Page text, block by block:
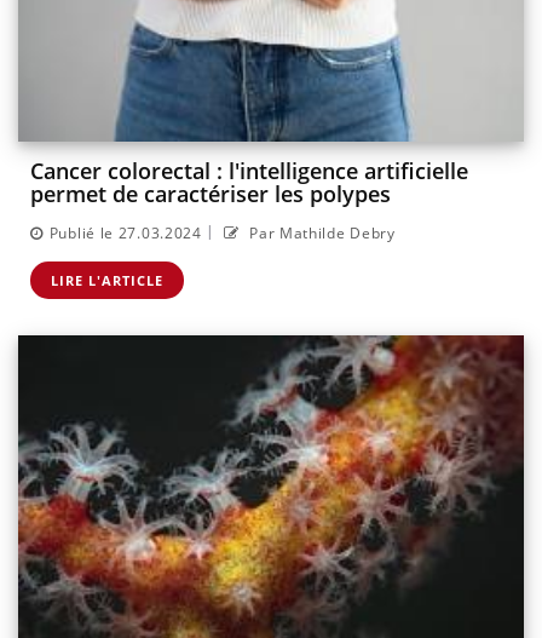
Cancer colorectal : l'intelligence artificielle
permet de caractériser les polypes
Publié le 27.03.2024 | Par Mathilde Debry
LIRE L'ARTICLE